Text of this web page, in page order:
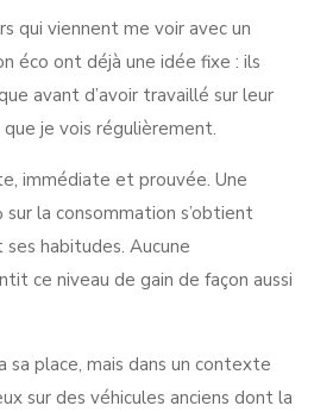
qui viennent me voir avec un
éco ont déjà une idée fixe : ils
avant d’avoir travaillé sur leur
que je vois régulièrement.
immédiate et prouvée. Une
la consommation s’obtient
habitudes. Aucune
ce niveau de gain de façon aussi
sa place, mais dans un contexte
sur des véhicules anciens dont la